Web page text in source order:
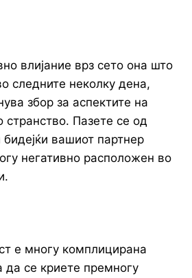
влијание врз сето она што
следните неколку дена,
збор за аспектите на
Пазете се од
бидејќи вашиот партнер
негативно расположен во
е многу комплицирана
да се криете премногу